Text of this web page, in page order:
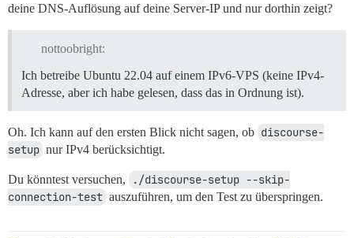
deine DNS-Auflösung auf deine Server-IP und nur dorthin zeigt?
nottoobright:
Ich betreibe Ubuntu 22.04 auf einem IPv6-VPS (keine IPv4-
Adresse, aber ich habe gelesen, dass das in Ordnung ist).
Oh. Ich kann auf den ersten Blick nicht sagen, ob discourse-
setup nur IPv4 berücksichtigt.
Du könntest versuchen,
./discourse-setup --skip-
connection-test auszuführen, um den Test zu überspringen.